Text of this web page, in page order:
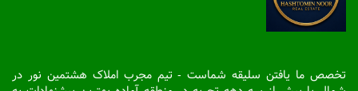
تخصص ما یافتن سلیقه شماست - تیم مجرب املاک هشتمین نور در